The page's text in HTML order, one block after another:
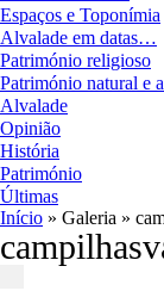
Espaços e Toponímia
Alvalade em datas…
Património religioso
Património natural e
Alvalade
Opinião
História
Património
Últimas
Início » Galeria »